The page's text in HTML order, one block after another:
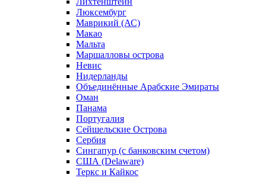
Люксембург
Маврикий (АС)
Макао
Мальта
Маршалловы острова
Нeвис
Нидерланды
Объединённые Арабские Эмираты
Оман
Панама
Португалия
Сейшельские Острова
Сербия
Сингапур (c банковским счетом)
США (Delaware)
Теркс и Кайкос